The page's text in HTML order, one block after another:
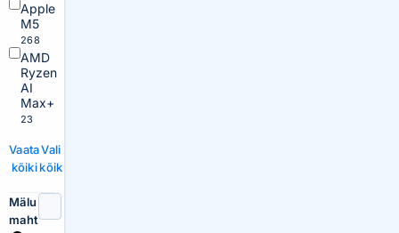
Apple
M5
268
AMD
Ryzen
AI
Max+
23
Vaata
kõiki
Vali
kõik
Mälu
maht